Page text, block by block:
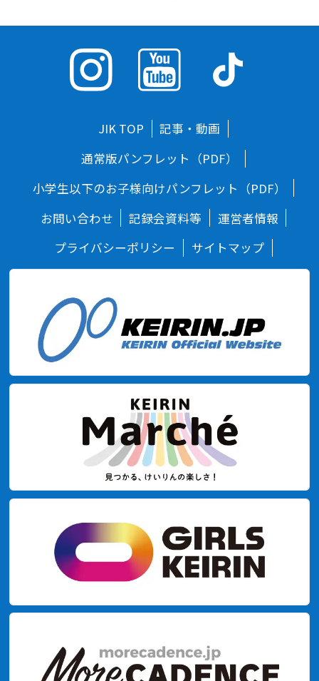
JIK TOP
記事・動画
通常版パンフレット（PDF）
小学生以下のお子様向けパンフレット（PDF）
お問い合わせ
記録会資料等
運営者情報
プライバシーポリシー
サイトマップ